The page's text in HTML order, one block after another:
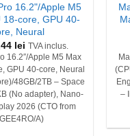
16.2"/Apple M5
18-core, GPU 40-
Neural
lei
TVA inclus.
16.2″/Apple M5 Max
GPU 40-core, Neural
48GB/2TB – Space
(No adapter), Nano-
2026 (CTO from
A)
–